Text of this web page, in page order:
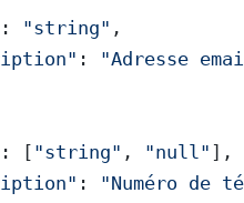
: "string" ,
:
"Adresse
: [ "string" , "null" ],
:
"Numéro de